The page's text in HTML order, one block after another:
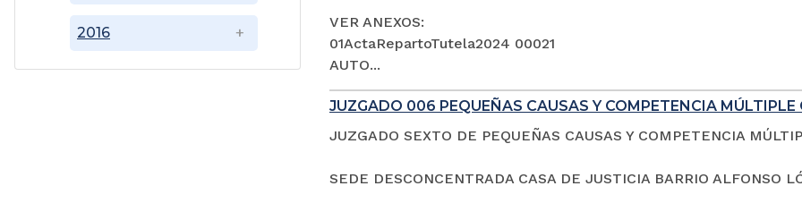
2016
VER ANEXOS:
01ActaRepartoTutela2024 00021
AUTO...
JUZGADO 006 PEQUEÑAS CAUSAS Y COMPETENCIA MÚLTIPLE
JUZGADO SEXTO DE PEQUEÑAS CAUSAS Y COMPETENCIA
SEDE DESCONCENTRADA CASA DE JUSTICIA BARRIO ALFONSO